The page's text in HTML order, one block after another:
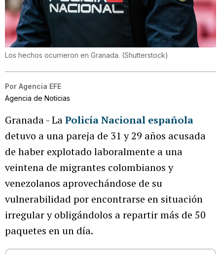
Los hechos ocurrieron en Granada. (Shutterstock)
Por Agencia EFE
Agencia de Noticias
Granada - LaPolicía Nacional española
detuvo a una pareja de 31 y 29 años acusada
de haber explotado laboralmente a una
veintena de migrantes colombianos y
venezolanos aprovechándose de su
vulnerabilidad por encontrarse en situación
irregular y obligándolos a repartir más de 50
paquetes en un día.